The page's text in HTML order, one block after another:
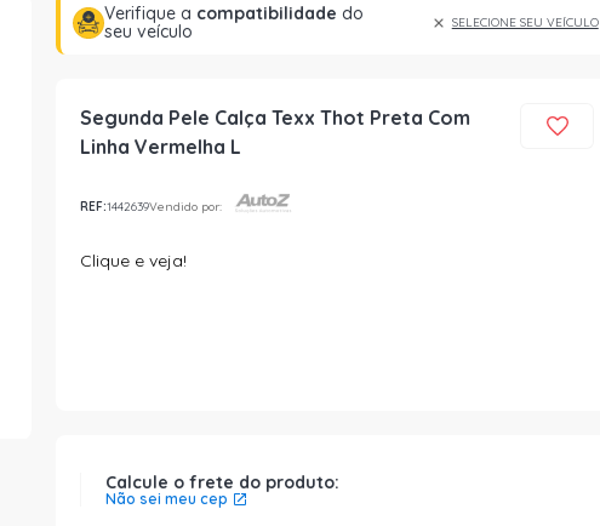
Verifique a compatibilidade do
seu veículo
SELECIONE SEU VEÍCULO
Segunda Pele Calça Texx Thot Preta Com
Linha Vermelha L
REF:1442639Vendido por:
Clique e veja!
Calcule o frete do produto:
Não sei meu cep